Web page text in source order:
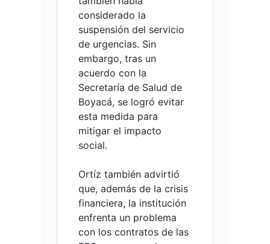
considerado la
suspensión del servicio
de urgencias. Sin
embargo, tras un
acuerdo con la
Secretaría de Salud de
Boyacá, se logró evitar
esta medida para
mitigar el impacto
social.
Ortíz también advirtió
que, además de la crisis
financiera, la institución
enfrenta un problema
con los contratos de las